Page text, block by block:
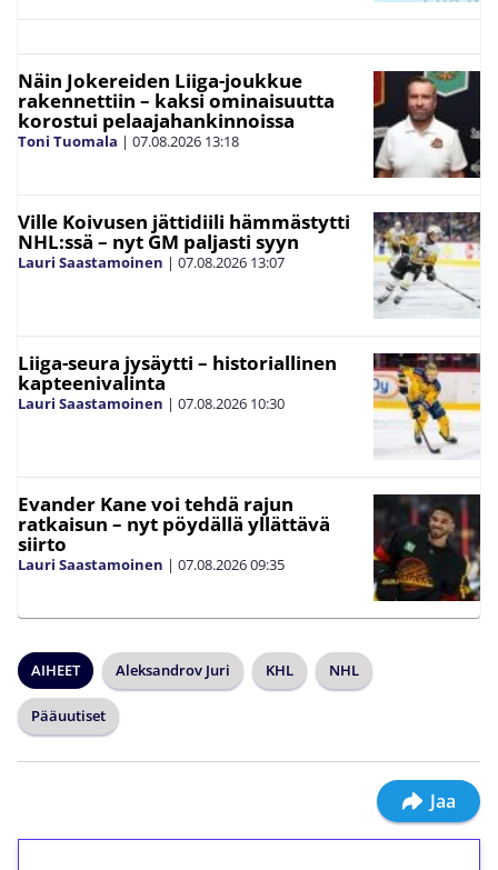
Näin Jokereiden Liiga-joukkue
rakennettiin – kaksi ominaisuutta
korostui pelaajahankinnoissa
Toni Tuomala | 07.08.2026 13:18
Ville Koivusen jättidiili hämmästytti
NHL:ssä – nyt GM paljasti syyn
Lauri Saastamoinen | 07.08.2026 13:07
Liiga-seura jysäytti – historiallinen
kapteenivalinta
Lauri Saastamoinen | 07.08.2026 10:30
Evander Kane voi tehdä rajun
ratkaisun – nyt pöydällä yllättävä
siirto
Lauri Saastamoinen | 07.08.202609:35
AIHEET Aleksandrov Juri KHL NHL
Pääuutiset
Jaa